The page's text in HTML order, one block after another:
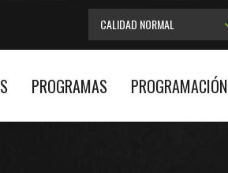
CALIDAD NORMAL
PROGRAMAS PROGRAMACIÓN